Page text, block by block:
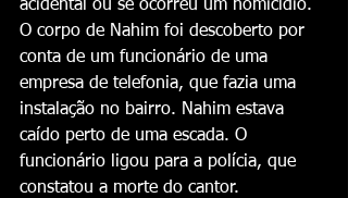
acidental ou se ocorreu um homicídio.
O corpo de Nahim foi descoberto por
conta de um funcionário de uma
empresa de telefonia, que fazia uma
instalação no bairro. Nahim estava
caído perto de uma escada. O
funcionário ligou para a polícia, que
constatou a morte do cantor.